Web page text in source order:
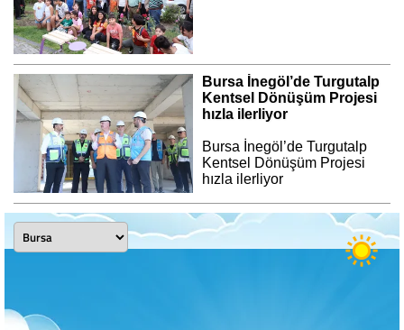
Bursa İnegöl’de Turgutalp
Kentsel Dönüşüm Projesi
hızla ilerliyor
Bursa İnegöl’de Turgutalp
Kentsel Dönüşüm Projesi
hızla ilerliyor